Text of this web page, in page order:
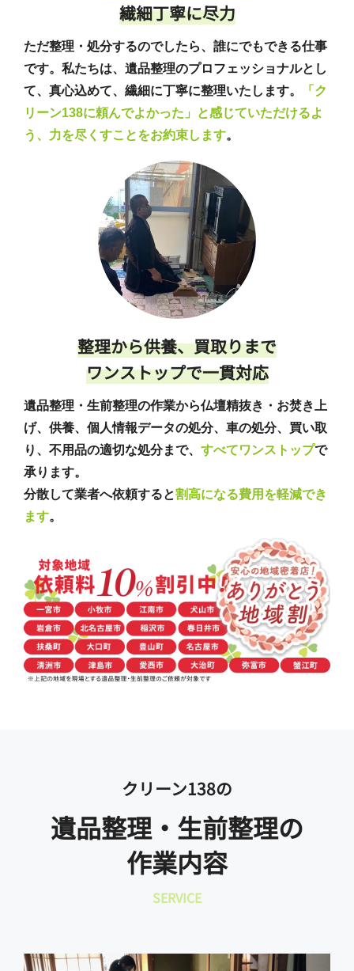
繊細丁寧に尽力
ただ整理・処分するのでしたら、誰にでもできる仕事
です。私たちは、遺品整理のプロフェッショナルとし
て、真心込めて、繊細に丁寧に整理いたします。
「ク
リーン138に頼んでよかった」と感じていただけるよ
う、力を尽くすことをお約束します。
整理から供養、買取りまで
ワンストップで一貫対応
遺品整理・生前整理の作業から仏壇精抜き・お焚き上
げ、供養、個人情報データの処分、車の処分、買い取
り、不用品の適切な処分まで、 すべてワンストップで
承ります。
分散して業者へ依頼すると割高になる費用を軽減でき
ます。
クリーン138の
遺品整理・生前整理の
作業内容
SERVICE